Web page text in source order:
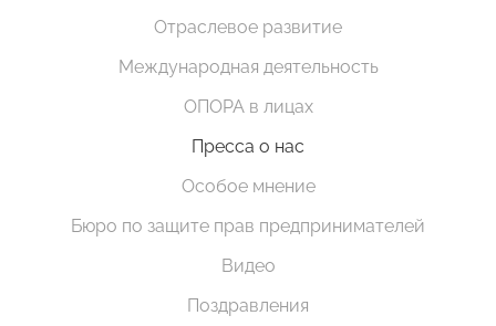
Отраслевое развитие
Международная деятельность
ОПОРА в лицах
Пресса о нас
Особое мнение
Бюро по защите прав предпринимателей
Видео
Поздравления